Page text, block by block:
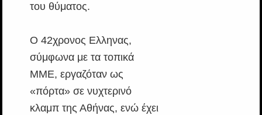
του θύματος.
Ο 42χρονος Ελληνας,
σύμφωνα με τα τοπικά
ΜΜΕ, εργαζόταν ως
«πόρτα» σε νυχτερινό
κλαμπ της Αθήνας, ενώ έχει